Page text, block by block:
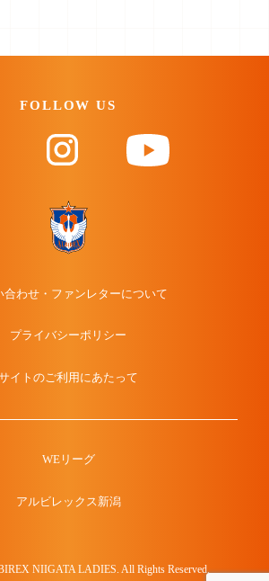
FOLLOW US
合わせ・ファンレターについて
プライバシーポリシー
イトのご利用にあたって
WEリーグ
アルビレックス新潟
NIIGATA LADIES. All Rights Reserved.